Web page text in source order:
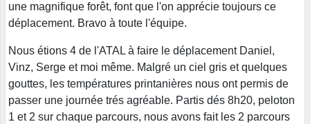
une magnifique forêt, font que l'on apprécie toujours ce
déplacement. Bravo à toute l'équipe.
Nous étions 4 de l'ATAL à faire le déplacement Daniel,
Vinz, Serge et moi même. Malgré un ciel gris et quelques
gouttes, les températures printanières nous ont permis de
passer une journée trés agréable. Partis dés 8h20, peloton
1 et 2 sur chaque parcours, nous avons fait les 2 parcours